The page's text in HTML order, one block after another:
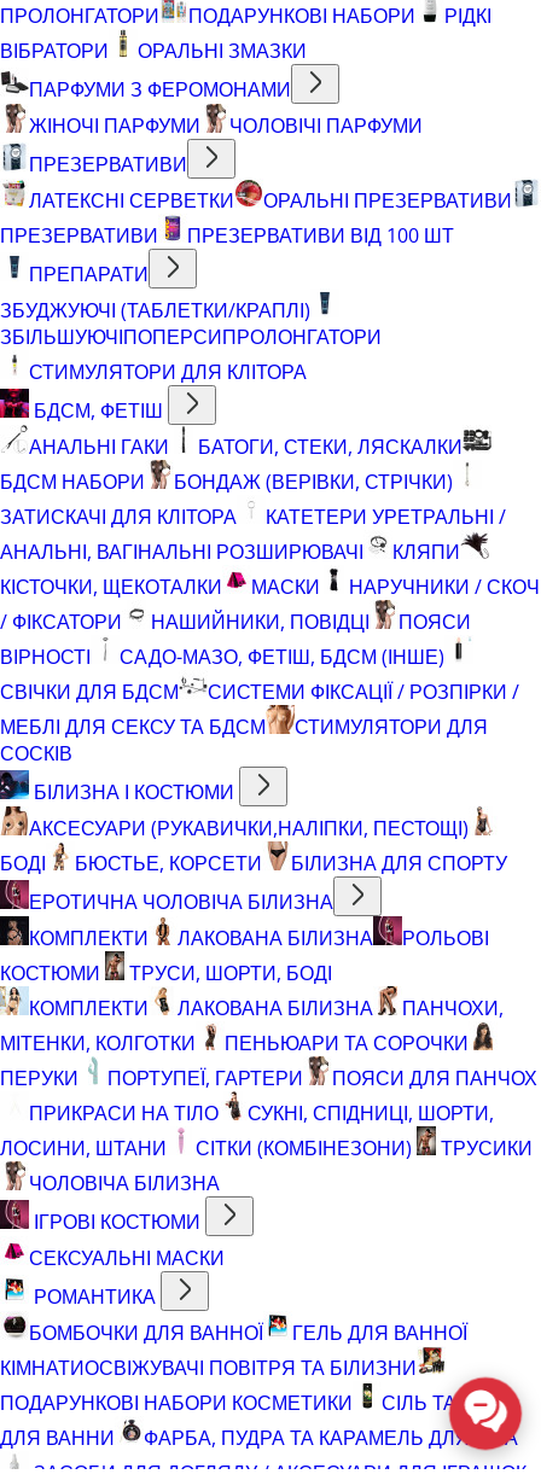
ПРОЛОНГАТОРИ
ПОДАРУНКОВІ НАБОРИ
РІДКІ
ВІБРАТОРИ
ОРАЛЬНІ ЗМАЗКИ
ПАРФУМИ З ФЕРОМОНАМИ
ЖІНОЧІ ПАРФУМИ
ЧОЛОВІЧІ ПАРФУМИ
ПРЕЗЕРВАТИВИ
ЛАТЕКСНІ СЕРВЕТКИ
ОРАЛЬНІ ПРЕЗЕРВАТИВИ
ПРЕЗЕРВАТИВИ
ПРЕЗЕРВАТИВИ ВІД 100 ШТ
ПРЕПАРАТИ
ЗБУДЖУЮЧІ (ТАБЛЕТКИ/КРАПЛІ)
ЗБІЛЬШУЮЧІПОПЕРСИПРОЛОНГАТОРИ
СТИМУЛЯТОРИ ДЛЯ КЛІТОРА
БДСМ, ФЕТІШ
АНАЛЬНІ ГАКИ
БАТОГИ, СТЕКИ, ЛЯСКАЛКИ
БДСМ НАБОРИ
БОНДАЖ (ВЕРІВКИ, СТРІЧКИ)
ЗАТИСКАЧІ ДЛЯ КЛІТОРА
КАТЕТЕРИ УРЕТРАЛЬНІ /
АНАЛЬНІ, ВАГІНАЛЬНІ РОЗШИРЮВАЧІ
КЛЯПИ
КІСТОЧКИ, ЩЕКОТАЛКИ
МАСКИ
НАРУЧНИКИ / СКОЧ
/ ФІКСАТОРИ
НАШИЙНИКИ, ПОВІДЦІ
ПОЯСИ
ВІРНОСТІ
САДО-МАЗО, ФЕТІШ, БДСМ (ІНШЕ)
СВІЧКИ ДЛЯ БДСМ
СИСТЕМИ ФІКСАЦІЇ / РОЗПІРКИ /
МЕБЛІ ДЛЯ СЕКСУ ТА БДСМ
СТИМУЛЯТОРИ ДЛЯ
СОСКІВ
БІЛИЗНА І КОСТЮМИ
АКСЕСУАРИ (РУКАВИЧКИ,НАЛІПКИ, ПЕСТОЩІ)
БОДІ
БЮСТЬЕ, КОРСЕТИ
БІЛИЗНА ДЛЯ СПОРТУ
ЕРОТИЧНА ЧОЛОВІЧА БІЛИЗНА
КОМПЛЕКТИ
ЛАКОВАНА БІЛИЗНА
РОЛЬОВІ
КОСТЮМИ
ТРУСИ, ШОРТИ, БОДІ
КОМПЛЕКТИ
ЛАКОВАНА БІЛИЗНА
ПАНЧОХИ,
МІТЕНКИ, КОЛГОТКИ
ПЕНЬЮАРИ ТА СОРОЧКИ
ПЕРУКИ
ПОРТУПЕЇ, ГАРТЕРИ
ПОЯСИ ДЛЯ ПАНЧОХ
ПРИКРАСИ НА ТІЛО
СУКНІ, СПІДНИЦІ, ШОРТИ,
ЛОСИНИ, ШТАНИ
СІТКИ (КОМБІНЕЗОНИ)
ТРУСИКИ
ЧОЛОВІЧА БІЛИЗНА
ІГРОВІ КОСТЮМИ
СЕКСУАЛЬНІ МАСКИ
РОМАНТИКА
БОМБОЧКИ ДЛЯ ВАННОЇ
ГЕЛЬ ДЛЯ ВАННОЇ
КІМНАТИОСВІЖУВАЧІ ПОВІТРЯ ТА БІЛИЗНИ
ПОДАРУНКОВІ НАБОРИ КОСМЕТИКИ
СІЛЬ ТА ПІНА
ДЛЯ ВАННИ
ФАРБА, ПУДРА ТА КАРАМЕЛЬ ДЛЯ ТІЛА
ЗАСОБИ ДЛЯ ДОГЛЯДУ / АКСЕСУАРИ ДЛЯ ІГРАШОК